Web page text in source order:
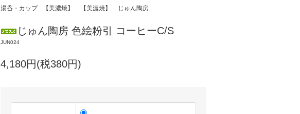
湯呑・カップ 【美濃焼】 【美濃焼】 じゅん陶房
じゅん陶房 色絵粉引 コーヒーC/S
JUN024
4,180円(税380円)